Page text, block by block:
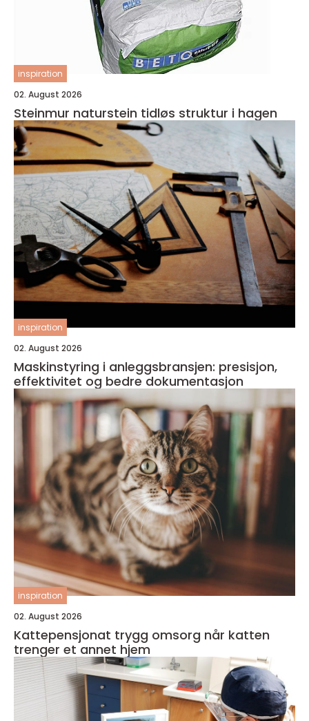
inspiration
02. August 2026
Steinmur naturstein tidløs struktur i hagen
inspiration
02. August 2026
Maskinstyring i anleggsbransjen: presisjon,
effektivitet og bedre dokumentasjon
inspiration
02. August 2026
Kattepensjonat trygg omsorg når katten
trenger et annet hjem